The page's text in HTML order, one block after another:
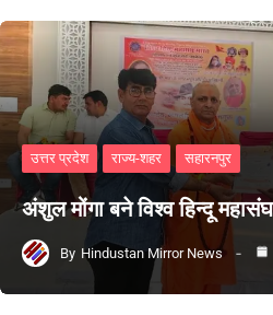
उत्तर प्रदेश राज्य-शहर सहारनपुर
अंशुल मोंगा बने विश्व हिन्दू
By Hindustan Mirror News